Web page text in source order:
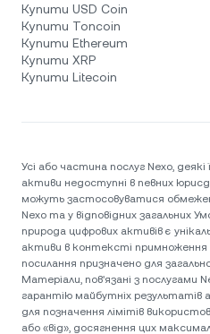
Купити USD Coin
Купити Toncoin
Купити Ethereum
Купити XRP
Купити Litecoin
Усі або частина послуг Nexo, деякі
активи недоступні в певних
можуть застосовуватися
Nexo та у відповідних загальних
природа цифрових активів є
активи в контексті примноження
посилання призначено для
Матеріали, пов'язані з послугами
гарантію майбутніх результатів
для позначення лімітів
або «від», досягнення цих